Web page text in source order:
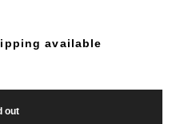
available
out